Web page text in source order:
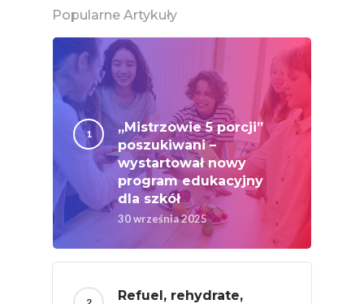
Popularne Artykuły
„Mistrzowie 5 porcji”
poszukiwani –
wystartował nowy
program edukacyjny
dla szkół
30 września 2025
Refuel, rehydrate,
Badania